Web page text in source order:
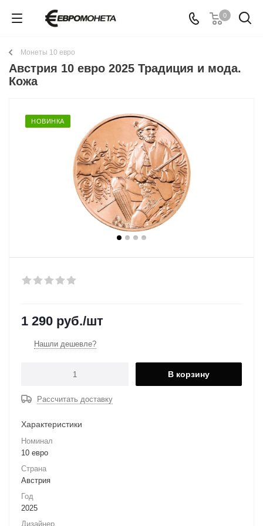
0
Монеты 10 евро
Австрия 10 евро 2025 Традиция и мода.
Кожа
НОВИНКА
1 290 руб./шт
Нашли дешевле?
В корзину
Рассчитать доставку
Характеристики
Номинал
10 евро
Страна
Австрия
Год
2025
Дизайнер